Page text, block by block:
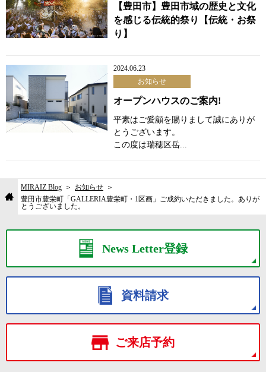
【豊田市】豊田市域の歴史と文化
を感じる伝統的祭り【伝統・お祭
り】
2024.06.23
お知らせ
オープンハウスのご案内!
平素はご愛顧を賜りまして誠にありが
とうございます。
この度は瑞穂区岳...
MIRAIZ Blog
お知らせ
豊田市豊栄町「GALLERIA豊栄町・1区画」ご成約いただきました。ありが
とうございました。
News Letter登録
資料請求
ご来店予約